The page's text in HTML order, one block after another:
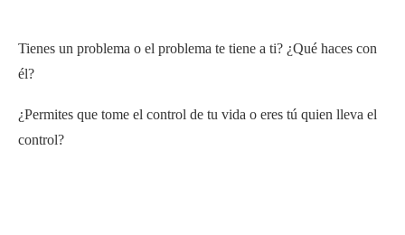
Tienes un problema o el problema te tiene a ti? ¿Qué haces con
él?
¿Permites que tome el control de tu vida o eres tú quien lleva el
control?